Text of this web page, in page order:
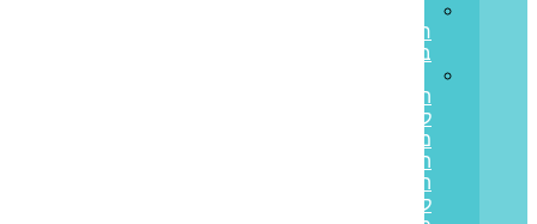
חוץ
בנקאית
הלוואות
לבעלי
משכנתאות:
המדריך
המלא
ליציאה